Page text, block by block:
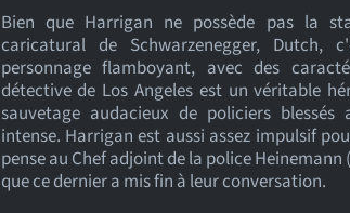
Bien que Harrigan ne possède pas la
caricatural de Schwarzenegger,
personnage flamboyant, avec des
détective de Los Angeles est un véritable
sauvetage audacieux de policiers
intense. Harrigan est aussi assez impulsif
pense au Chef adjoint de la police
que ce dernier a mis fin à leur conversation.